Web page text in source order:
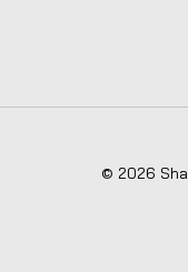
© 2026